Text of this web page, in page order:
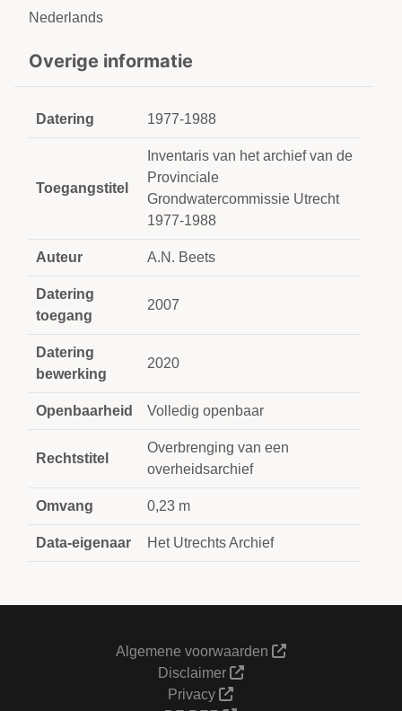
Nederlands
Overige informatie
Datering 1977-1988
Toegangstitel
Inventaris van het archief van de
Provinciale
Grondwatercommissie Utrecht
1977-1988
Auteur A.N. Beets
Datering
toegang
2007
Datering
bewerking
2020
Openbaarheid Volledig openbaar
Rechtstitel
Overbrenging van een
overheidsarchief
Omvang 0,23 m
Data-eigenaar Het Utrechts Archief
Algemene voorwaarden
Disclaimer
Privacy